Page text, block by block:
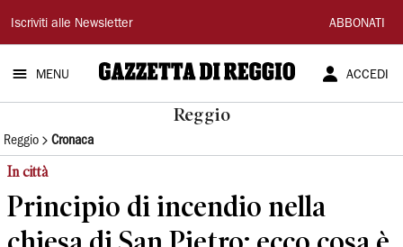
Gazzetta
di
Reggio
Iscriviti alle Newsletter ABBONATI
MENU ACCEDI
Reggio
Reggio Cronaca
In città
Principio di incendio nella